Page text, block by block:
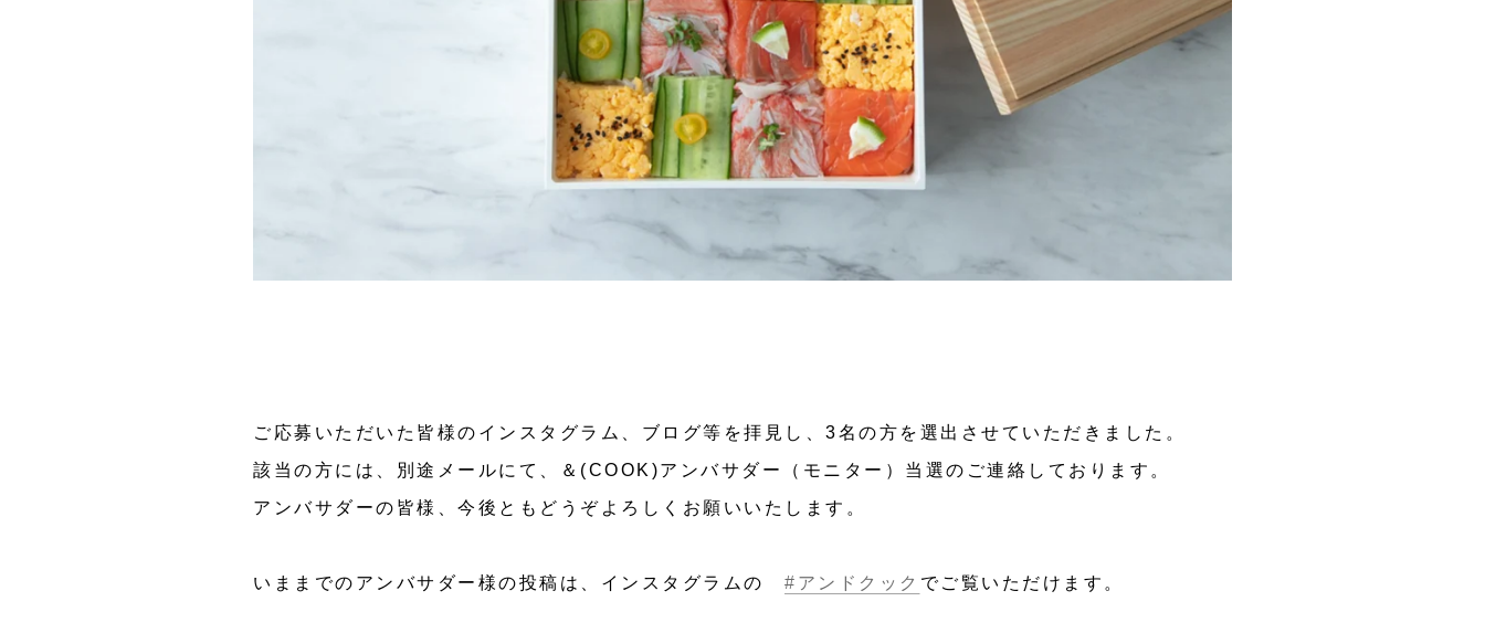
ご応募いただいた皆様のインスタグラム、ブログ等を拝見し、3名の方を選出させていただきました。
該当の方には、別途メールにて、＆(COOK)アンバサダー（モニター）当選のご連絡しております。
アンバサダーの皆様、今後ともどうぞよろしくお願いいたします。
いままでのアンバサダー様の投稿は、インスタグラムの #アンドクック でご覧いただけます。